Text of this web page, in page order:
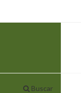
Buscar